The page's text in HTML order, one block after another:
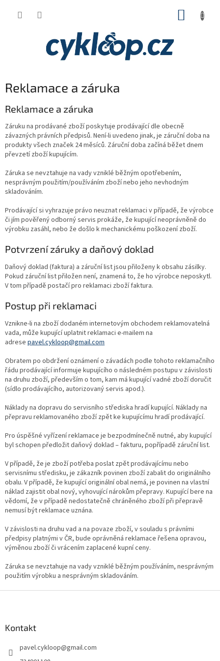
Reklamace a záruka
Reklamace a záruka
Záruku na prodávané zboží poskytuje prodávající dle obecně
závazných právních předpisů. Není-li uvedeno jinak, je záruční doba na
produkty všech značek 24 měsíců. Záruční doba začíná běžet dnem
převzetí zboží kupujícím.
Záruka se nevztahuje na vady vzniklé běžným opotřebením,
nesprávným použitím/používáním zboží nebo jeho nevhodným
skladováním.
Prodávající si vyhrazuje právo neuznat reklamaci v případě, že výrobce
či jím pověřený odborný servis prokáže, že kupující neoprávněně do
výrobku zasáhl, nebo že došlo k mechanickému poškození zboží.
Potvrzení záruky a daňový doklad
Daňový doklad (faktura) a záruční list jsou přiloženy k obsahu zásilky.
Pokud záruční list přiložen není, znamená to, že ho výrobce neposkytl.
V tom případě postačí pro reklamaci zboží faktura.
Postup při reklamaci
Vznikne-li na zboží dodaném internetovým obchodem reklamovatelná
vada, může kupující uplatnit reklamaci e-mailem na
adrese pavel.cykloop@gmail.com
Obratem po obdržení oznámení o závadách podle tohoto reklamačního
řádu prodávající informuje kupujícího o následném postupu v závislosti
na druhu zboží, především o tom, kam má kupující vadné zboží doručit
(sídlo prodávajícího, autorizovaný servis apod.).
Náklady na dopravu do servisního střediska hradí kupující. Náklady na
přepravu reklamovaného zboží zpět ke kupujícímu hradí prodávající.
Pro úspěšné vyřízení reklamace je bezpodmínečně nutné, aby kupující
byl schopen předložit daňový doklad – fakturu, popřípadě záruční list.
V případě, že je zboží potřeba poslat zpět prodávajícímu nebo
servisnímu středisku, je zákazník povinen zboží zabalit do originálního
obalu. V případě, že kupující originální obal nemá, je povinen na vlastní
náklad zajistit obal nový, vyhovující nárokům přepravy. Kupující bere na
vědomí, že v případě nedostatečně chráněného zboží při přepravě
nemusí být reklamace uznána.
V závislosti na druhu vad a na povaze zboží, v souladu s právními
předpisy platnými v ČR, bude oprávněná reklamace řešena opravou,
výměnou zboží či vrácením zaplacené kupní ceny.
Záruka se nevztahuje na vady vzniklé běžným používáním, nesprávným
použitím výrobku a nesprávným skladováním.
Kontakt
pavel.cykloop@gmail.com